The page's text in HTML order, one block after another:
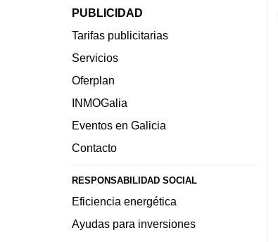
PUBLICIDAD
Tarifas publicitarias
Servicios
Oferplan
INMOGalia
Eventos en Galicia
Contacto
RESPONSABILIDAD SOCIAL
Eficiencia energética
Ayudas para inversiones